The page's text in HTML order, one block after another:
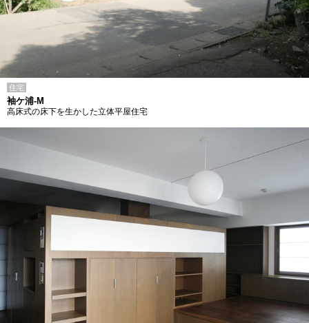
住宅
袖ケ浦-M
高床式の床下を生かした立体平屋住宅